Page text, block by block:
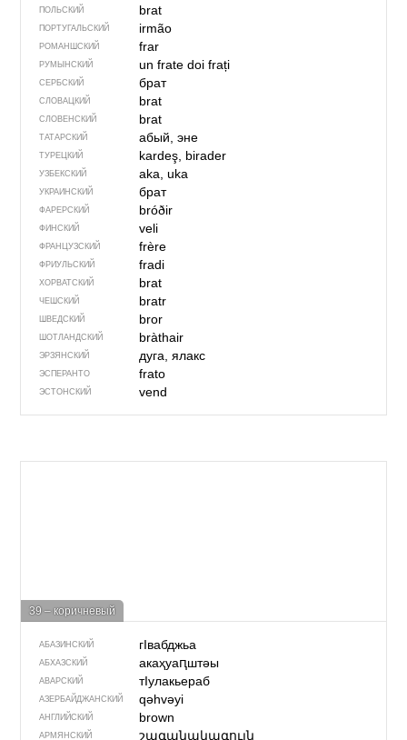
ПОЛЬСКИЙ brat
ПОРТУГАЛЬСКИЙ irmão
РОМАНШСКИЙ frar
РУМЫНСКИЙ un fratedoi frați
СЕРБСКИЙ брат
СЛОВАЦКИЙ brat
СЛОВЕНСКИЙ brat
ТАТАРСКИЙ абый, эне
ТУРЕЦКИЙ kardeş, birader
УЗБЕКСКИЙ aka, uka
УКРАИНСКИЙ брат
ФАРЕРСКИЙ bróðir
ФИНСКИЙ veli
ФРАНЦУЗСКИЙ frère
ФРИУЛЬСКИЙ fradi
ХОРВАТСКИЙ brat
ЧЕШСКИЙ bratr
ШВЕДСКИЙ bror
ШОТЛАНДСКИЙ bràthair
ЭРЗЯНСКИЙ дуга, ялакс
ЭСПЕРАНТО frato
ЭСТОНСКИЙ vend
39 – коричневый
АБАЗИНСКИЙ гIвабджьа
АБХАЗСКИЙ акаҳуаԥштəы
АВАРСКИЙ тIулакьераб
АЗЕРБАЙДЖАН­СКИЙ qəhvəyi
АНГЛИЙСКИЙ brown
АРМЯНСКИЙ շագանակագույն